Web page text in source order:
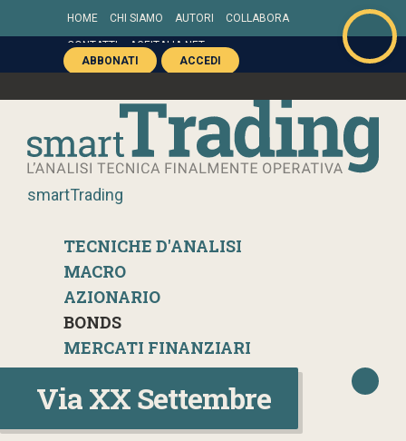
HOME CHI SIAMO AUTORI COLLABORA
CONTATTI
AGEITALIA.NET
ABBONATI
ACCEDI
smartTrading
TECNICHE D'ANALISI
MACRO
AZIONARIO
BONDS
MERCATI FINANZIARI
Via XX Settembre